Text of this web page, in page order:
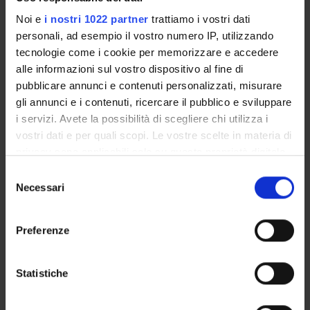
Noi e i nostri 1022 partner trattiamo i vostri dati
personali, ad esempio il vostro numero IP, utilizzando
tecnologie come i cookie per memorizzare e accedere
alle informazioni sul vostro dispositivo al fine di
pubblicare annunci e contenuti personalizzati, misurare
gli annunci e i contenuti, ricercare il pubblico e sviluppare
i servizi. Avete la possibilità di scegliere chi utilizza i
vostri dati e per quali scopi. Le vostre scelte in materia di
modificare o revocare il proprio consenso in qualsiasi
momento dalla Dichiarazione sui cookie o facendo clic
raccogliere informazioni sulla tua posizione
geografica, con un'approssimazione di qualche
delNecessari
Preferenze
Statistiche
interessato a conoscere e partecipare a ricerca in modo
consapevole (citizen science).
Fra il personale del centro vi sono anche membri dello
Studienkreis Geschichte der Sprachwissenschaft,
coordinamento che organizza annualmente convegni e
ha anche un organo di stampa (Beiträge zur Geschichte
der Sprachwissenschaft, rivista di fascia A) presso